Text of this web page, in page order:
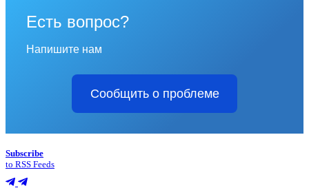
Есть вопрос?
Напишите нам
Сообщить о проблеме
Subscribe
to RSS Feeds